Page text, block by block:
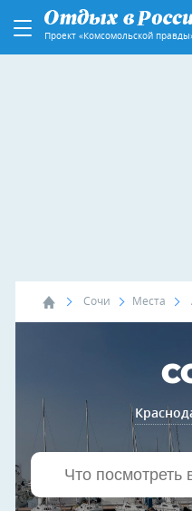
Проект «Комсомольской
Сочи Места